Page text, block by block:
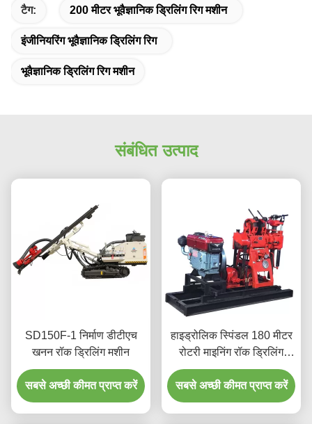
टैग: 200 मीटर भूवैज्ञानिक ड्रिलिंग रिग मशीन
इंजीनियरिंग भूवैज्ञानिक ड्रिलिंग रिग
भूवैज्ञानिक ड्रिलिंग रिग मशीन
संबंधित उत्पाद
SD150F-1 निर्माण डीटीएच
खनन रॉक ड्रिलिंग मशीन
सबसे अच्छी कीमत प्राप्त करें
हाइड्रोलिक स्पिंडल 180 मीटर
रोटरी माइनिंग रॉक ड्रिलिंग
मशीन
सबसे अच्छी कीमत प्राप्त करें